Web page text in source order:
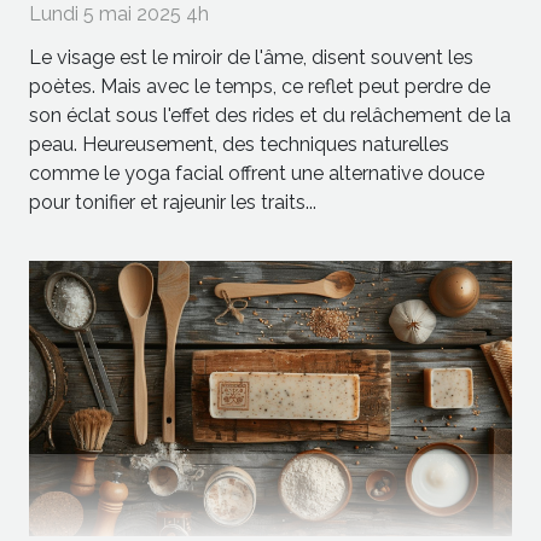
Lundi 5 mai 2025 4h
Le visage est le miroir de l'âme, disent souvent les
poètes. Mais avec le temps, ce reflet peut perdre de
son éclat sous l'effet des rides et du relâchement de la
peau. Heureusement, des techniques naturelles
comme le yoga facial offrent une alternative douce
pour tonifier et rajeunir les traits...